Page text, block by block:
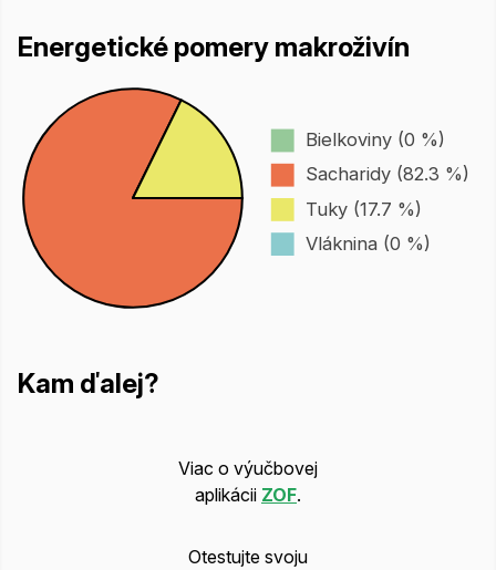
Energetické pomery makroživín
Bielkoviny (0 %)
Sacharidy (82.3 %)
Tuky (17.7 %)
Vláknina (0 %)
Kam ďalej?
Viac o výučbovej
aplikácii ZOF.
Otestujte svoju